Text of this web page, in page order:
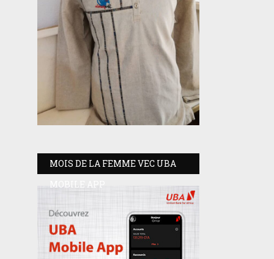
MOIS DE LA FEMME VEC UBA
MOBILE APP